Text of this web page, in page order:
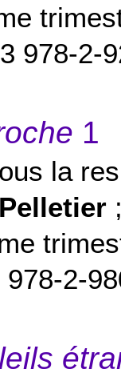
978-2-
1
la
978-2-